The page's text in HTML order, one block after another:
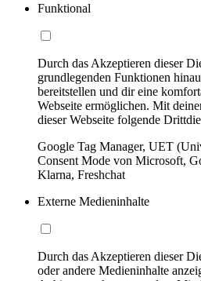
Funktional
Durch das Akzeptieren dieser
grundlegenden Funktionen
bereitstellen und dir eine
Webseite ermöglichen. Mit
dieser Webseite folgende
Google Tag Manager, UET
Consent Mode von Microsoft,
Klarna, Freshchat
Externe Medieninhalte
Durch das Akzeptieren dieser
oder andere Medieninhalte